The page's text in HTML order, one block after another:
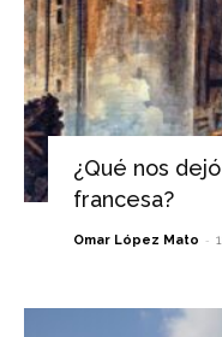
¿Qué nos
francesa?
Omar López Mato -